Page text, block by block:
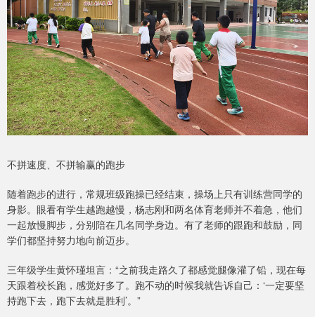
不拼速度、不拼输赢的跑步
随着跑步的进行，常规班级跑操已经结束，操场上只有训练营同学的
身影。眼看有学生越跑越慢，杨志刚和两名体育老师并不着急，他们
一起放慢脚步，分别陪在几名同学身边。有了老师的跟跑和鼓励，同
学们都坚持努力地向前迈步。
三年级学生黄怀瑾坦言：“之前我走路久了都感觉腿像灌了铅，现在每
天跟着校长跑，感觉好多了。跑不动的时候我就告诉自己：‘一定要坚
持跑下去，跑下去就是胜利’。”